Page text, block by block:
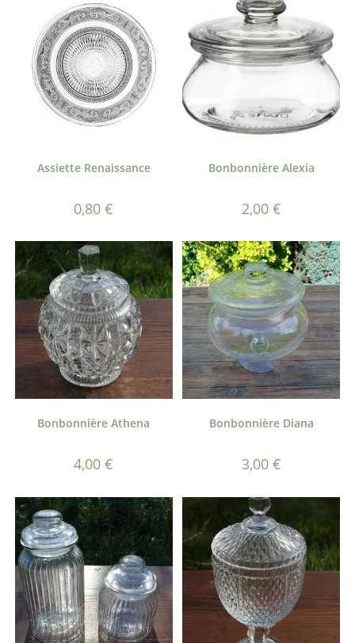
Assiette Renaissance
0,80€
Bonbonnière Alexia
2,00 €
Bonbonnière Athena
4,00€
Bonbonnière Diana
3,00 €